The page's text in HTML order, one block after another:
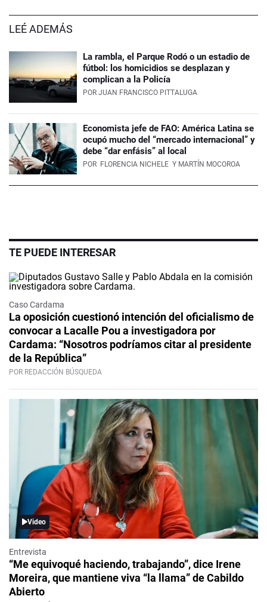
LEÉ ADEMÁS
La rambla, el Parque Rodó o un estadio de
fútbol: los homicidios se desplazan y
complican a la Policía
POR JUAN FRANCISCO PITTALUGA
Economista jefe de FAO: América Latina se
ocupó mucho del “mercado internacional” y
debe “dar enfásis” al local
POR FLORENCIA NICHELE Y MARTÍN MOCOROA
TE PUEDE INTERESAR
Caso Cardama
La oposición cuestionó intención del oficialismo de
convocar a Lacalle Pou a investigadora por
Cardama: “Nosotros podríamos citar al presidente
de la República”
POR REDACCIÓN BÚSQUEDA
Video
Entrevista
“Me equivoqué haciendo, trabajando”, dice Irene
Moreira, que mantiene viva “la llama” de Cabildo
Abierto